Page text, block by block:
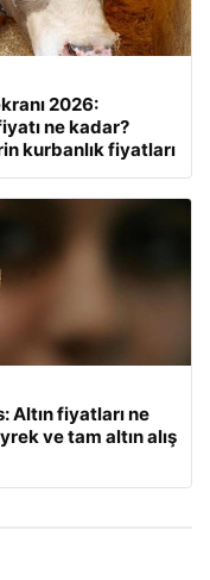
2026:
ne kadar?
kurbanlık fiyatları
Altın fiyatları ne
ve tam altın alış